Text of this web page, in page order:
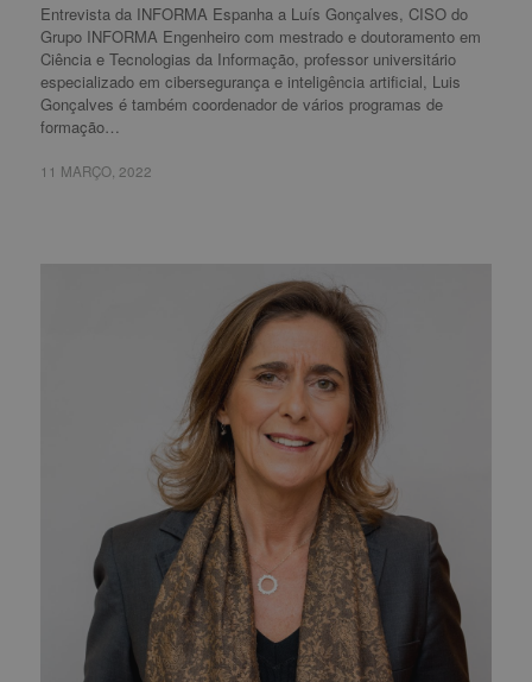
Entrevista da INFORMA Espanha a Luís Gonçalves, CISO do
Grupo INFORMA Engenheiro com mestrado e doutoramento em
Ciência e Tecnologias da Informação, professor universitário
especializado em cibersegurança e inteligência artificial, Luis
Gonçalves é também coordenador de vários programas de
formação…
11 MARÇO, 2022
11 MARÇO, 2022